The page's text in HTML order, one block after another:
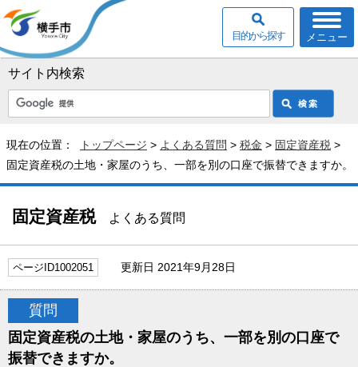
サイト内検索
メニュー
目的から探す
現在の位置： トップページ > よくある質問 > 税金 > 固定資産税 >
固定資産税の土地・家屋のうち、一部を別の口座で振替できますか。
固定資産税よくある質問
ページID1002051 更新日 2021年9月28日
質問
固定資産税の土地・家屋のうち、一部を別の口座で
振替できますか。